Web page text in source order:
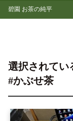
碧園 お茶の純平
選択されてい
#かぶせ茶